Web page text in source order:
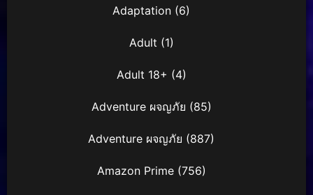
Adaptation (6)
Adult (1)
Adult 18+ (4)
Adventure ผจญภัย (85)
Adventure ผจญภัย (887)
Amazon Prime(756)